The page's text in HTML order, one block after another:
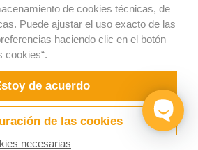
Pekarky 484/1a
00 Praga 8 – Liben
Checa
de cookies técnicas, de
Puede ajustar el uso exacto de las
haciendo clic en el botón
cookies“.
de acuerdo
de las cookies
necesarias